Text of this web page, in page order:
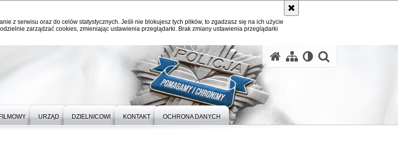
z serwisu oraz do celów statystycznych. Jeśli nie blokujesz tych plików, to zgadzasz się na ich użycie
zarządzać cookies, zmieniając ustawienia przeglądarki. Brak zmiany ustawienia przeglądarki
URZĄD DZIELNICOWI KONTAKT OCHRONA DANYCH